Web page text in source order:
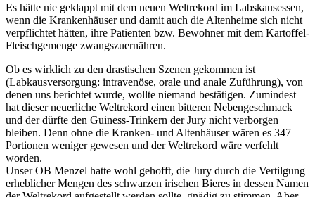
Es hätte nie geklappt mit dem neuen Weltrekord im Labskausessen,
wenn die Krankenhäuser und damit auch die Altenheime sich nicht
verpflichtet hätten, ihre Patienten bzw. Bewohner mit dem Kartoffel-
Fleischgemenge zwangszuernähren.
Ob es wirklich zu den drastischen Szenen gekommen ist
(Labkausversorgung: intravenöse, orale und anale Zuführung), von
denen uns berichtet wurde, wollte niemand bestätigen. Zumindest
hat dieser neuerliche Weltrekord einen bitteren Nebengeschmack
und der dürfte den Guiness-Trinkern der Jury nicht verborgen
bleiben. Denn ohne die Kranken- und Altenhäuser wären es 347
Portionen weniger gewesen und der Weltrekord wäre verfehlt
worden.
Unser OB Menzel hatte wohl gehofft, die Jury durch die Vertilgung
erheblicher Mengen des schwarzen irischen Bieres in dessen Namen